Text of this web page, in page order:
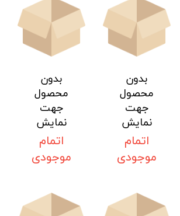
بدون
محصول
جهت
نمایش
اتمام
موجودی
بدون
محصول
جهت
نمایش
اتمام
موجودی